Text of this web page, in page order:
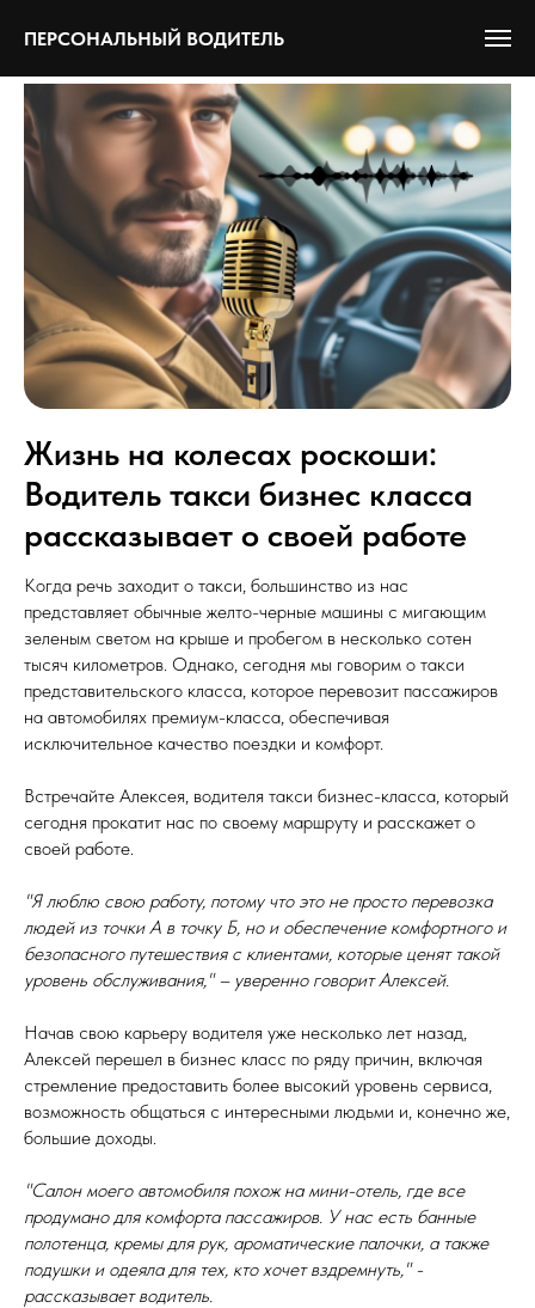
ПЕРСОНАЛЬНЫЙ ВОДИТЕЛЬ
Жизнь на колесах роскоши:
Водитель такси бизнес класса
рассказывает о своей работе
Когда речь заходит о такси, большинство из нас
представляет обычные желто-черные машины с мигающим
зеленым светом на крыше и пробегом в несколько сотен
тысяч километров. Однако, сегодня мы говорим о такси
представительского класса, которое перевозит пассажиров
на автомобилях премиум-класса, обеспечивая
исключительное качество поездки и комфорт.
Встречайте Алексея, водителя такси бизнес-класса, который
сегодня прокатит нас по своему маршруту и расскажет о
своей работе.
"Я люблю свою работу, потому что это не просто перевозка
людей из точки А в точку Б, но и обеспечение комфортного и
безопасного путешествия с клиентами, которые ценят такой
уровень обслуживания," – уверенно говорит Алексей.
Начав свою карьеру водителя уже несколько лет назад,
Алексей перешел в бизнес класс по ряду причин, включая
стремление предоставить более высокий уровень сервиса,
возможность общаться с интересными людьми и, конечно же,
большие доходы.
"Салон моего автомобиля похож на мини-отель, где все
продумано для комфорта пассажиров. У нас есть банные
полотенца, кремы для рук, ароматические палочки, а также
подушки и одеяла для тех, кто хочет вздремнуть," -
рассказывает водитель.